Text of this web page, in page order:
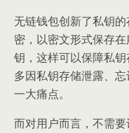
无链钱包创新了私钥
密，以密文形式保存
钥，这样可以保障私
多因私钥存储泄露、
一大痛点。
而对用户而言，不需